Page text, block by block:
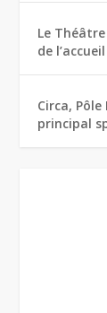
Le
de
Circa,
principal